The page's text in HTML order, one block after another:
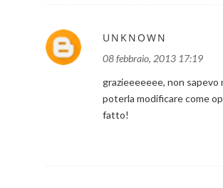
UNKNOWN
08 febbraio, 2013 17:19
grazieeeeeee, non sapevo
poterla modificare come
fatto!